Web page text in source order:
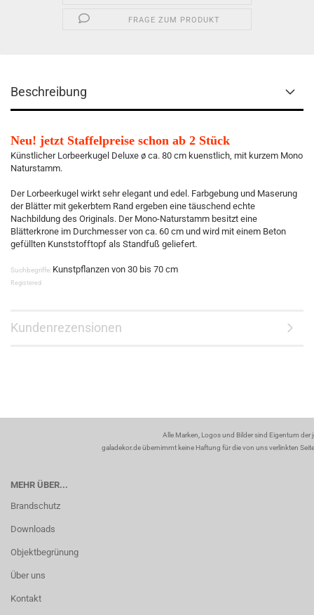
FRAGE ZUM PRODUKT
Beschreibung
Neu! jetzt Staffelpreise schon ab 2 Stück
Künstlicher Lorbeerkugel Deluxe ø ca. 80 cm kuenstlich, mit kurzem Mono
Naturstamm.
Der Lorbeerkugel wirkt sehr elegant und edel. Farbgebung und Maserung
der Blätter mit gekerbtem Rand ergeben eine täuschend echte
Nachbildung des Originals. Der Mono-Naturstamm besitzt eine
Blätterkrone im Durchmesser von ca. 60 cm und wird mit einem Beton
gefüllten Kunststofftopf als Standfuß geliefert.
Suchbegriffe: Kunstpflanzen von 30 bis 70 cm
Registered
Kundenrezensionen
Alle Marken, Logos und Bilder sind Eigentum
galadekor.de übernimmt keine Haftung für die von uns verlinkten
MEHR ÜBER...
Brandschutz
Downloads
Objektbegrünung
Über uns
Kontakt